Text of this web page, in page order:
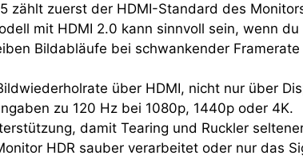
zählt zuerst der HDMI-Standard des
mit HDMI 2.0 kann sinnvoll sein, wenn
Bildabläufe bei schwankender
über HDMI, nicht nur über
zu 120 Hz bei 1080p, 1440p oder 4K.
damit Tearing und Ruckler
HDR sauber verarbeitet oder nur das